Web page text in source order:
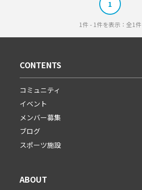
1
1件 - 1件を表示：全1件
CONTENTS
コミュニティ
イベント
メンバー募集
ブログ
スポーツ施設
ABOUT